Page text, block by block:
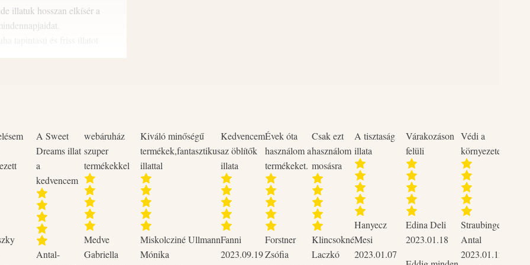
illatuk hosszan elkísér a
és puhaságát.
a természethez.
tartalmaktól
– Vegán és
A Sweet
Dreams illat
a
kedvencem
Antal-
webáruház
szuper
termékekkel
Medve
Gabriella
Kiváló minőségű
termékek,fantasztikus
illattal
Miskolcziné Ullmann
Mónika
Kedvencem
az öblítők
illata
Fanni
2023.09.19
Évek óta
használom a
termékeket.
Forstner
Zsófia
Csak ezt
használom
mosásra
Klincsokné
Laczkó
A tisztaság
illata
Hanyecz
Mesi
2023.01.07
Várakozáson
felüli
Edina Deli
2023.01.18
Védi a
környezetet
Straubinger
Antal
2023.01.12